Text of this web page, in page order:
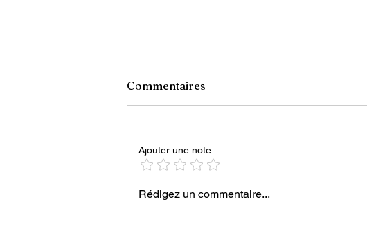
Enquet’Action, 9 ans déjà :
tenir parce qu’on ne peut pas
Commentaires
Ajouter une note
Rédigez un commentaire...